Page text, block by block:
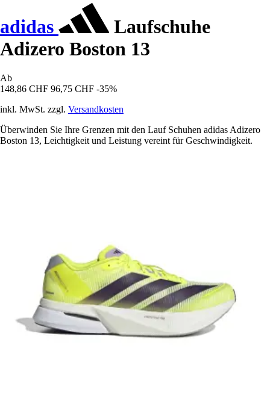
adidas
Laufschuhe
Adizero Boston 13
Ab
148,86 CHF 96,75 CHF -35%
inkl. MwSt. zzgl. Versandkosten
Überwinden Sie Ihre Grenzen mit den Lauf Schuhen adidas Adizero
Boston 13, Leichtigkeit und Leistung vereint für Geschwindigkeit.